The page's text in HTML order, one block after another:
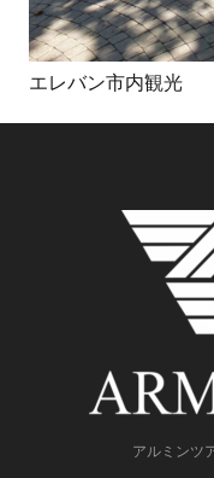
エレバン市内観光
アルミンツ